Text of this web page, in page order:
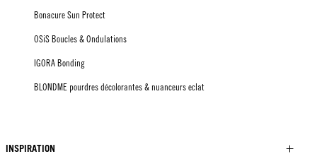
Bonacure Sun Protect
OSiS Boucles & Ondulations
IGORA Bonding
BLONDME pourdres décolorantes & nuanceurs eclat
INSPIRATION